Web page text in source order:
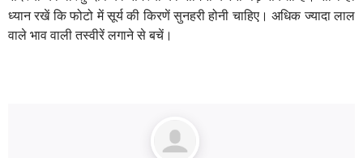
ध्यान रखें कि फोटो में सूर्य की किरणें सुनहरी होनी चाहिए। अधिक ज्यादा लाल
वाले भाव वाली तस्वीरें लगाने से बचें।